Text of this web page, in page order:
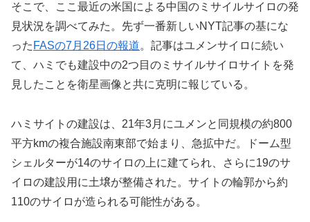
そこで、ここ最近の米国による中国のミサイルサイロの発
見状況を調べてみた。先ず一番新しいNYT記事の基にな
った FASの7月26日の報道。記事はユメンサイロに続い
て、ハミでも建設中の2つ目のミサイルサイロサイトを発
見したことを衛星画像と共に克明に報じている。
ハミサイトの建設は、21年3月にユメンと同規模の約800
平方kmの複合施設南東部で始まり、急拡中だ。ドーム型
シェルターが14のサイロの上に建てられ、さらに19のサ
イロの建設用に土壌が整備された。サイトの輪郭から約
110のサイロが造られる可能性がある。